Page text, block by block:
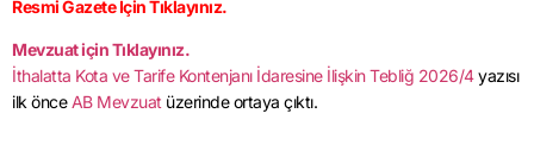
Resmi Gazete İçin Tıklayınız.
Mevzuat için Tıklayınız.
İthalatta Kota ve Tarife Kontenjanı İdaresine İlişkin Tebliğ 2026/4yazısı
ilk önce AB Mevzuat üzerinde ortaya çıktı.